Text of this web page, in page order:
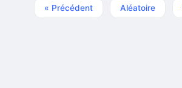
« Précédent Aléatoire